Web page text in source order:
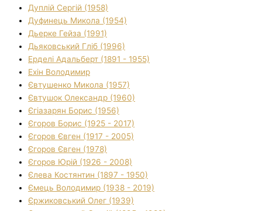
Дуплій Сергій (1958)
Дуфинець Микола (1954)
Дьерке Гейза (1991)
Дьяковський Гліб (1996)
Ерделі Адальберт (1891 - 1955)
Ехін Володимир
Євтушенко Микола (1957)
Євтушок Олександр (1960)
Єгіазарян Борис (1956)
Єгоров Борис (1925 - 2017)
Єгоров Євген (1917 - 2005)
Єгоров Євген (1978)
Єгоров Юрій (1926 - 2008)
Єлева Костянтин (1897 - 1950)
Ємець Володимир (1938 - 2019)
Єржиковський Олег (1939)